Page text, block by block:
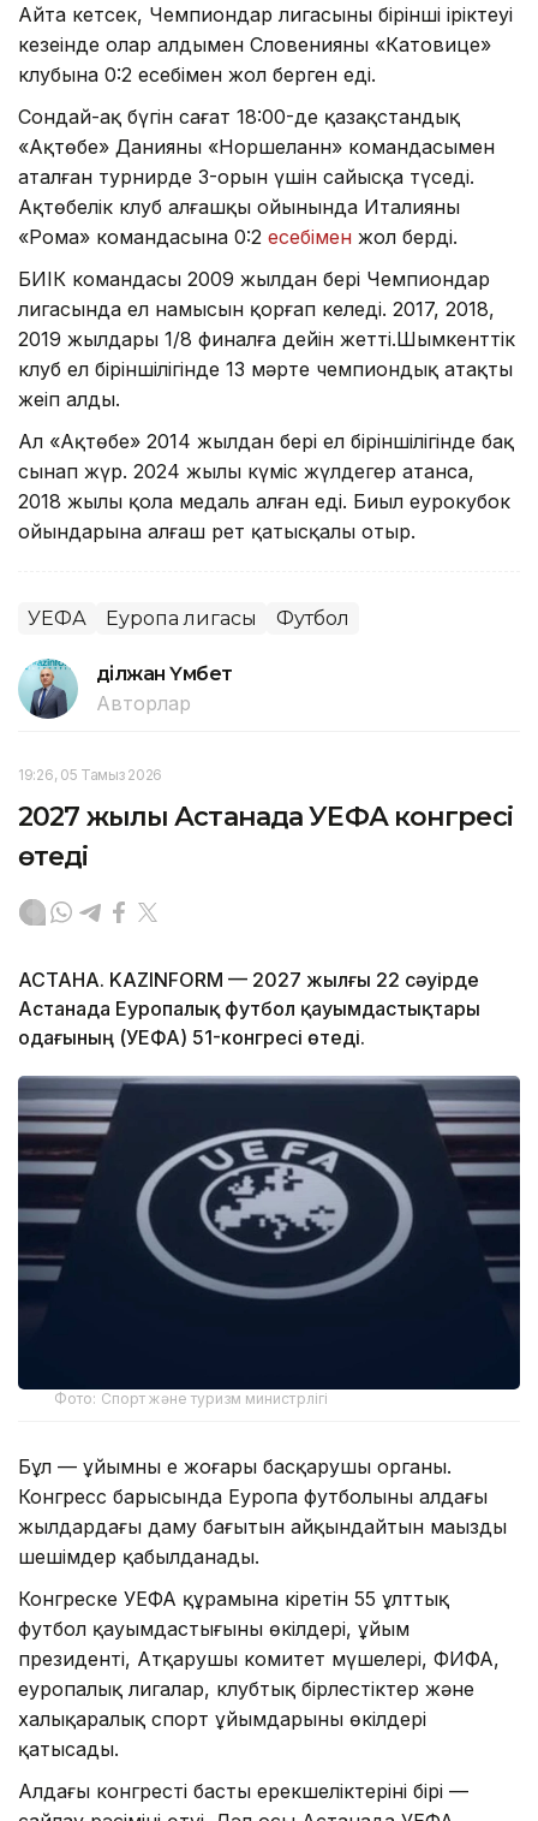
Айта кетсек, Чемпиондар лигасының бірінші іріктеуі
кезеңінде олар алдымен Словенияның «Катовице»
клубына 0:2 есебімен жол берген еді.
Сондай-ақ бүгін сағат 18:00-де қазақстандық
«Ақтөбе» Данияның «Норшеланн» командасымен
аталған турнирде 3-орын үшін сайысқа түседі.
Ақтөбелік клуб алғашқы ойынында Италияның
«Рома» командасына 0:2 есебімен жол берді.
БИІК командасы 2009 жылдан бері Чемпиондар
лигасында ел намысын қорғап келеді. 2017, 2018,
2019 жылдары 1/8 финалға дейін жетті.Шымкенттік
клуб ел біріншілігінде 13 мәрте чемпиондық атақты
жеңіп алды.
Ал «Ақтөбе» 2014 жылдан бері ел біріншілігінде бақ
сынап жүр. 2024 жылы күміс жүлдегер атанса,
2018 жылы қола медаль алған еді. Биыл еурокубок
ойындарына алғаш рет қатысқалы отыр.
УЕФА Еуропа лигасы Футбол
Әділжан Үмбет
Авторлар
19:26, 05 Тамыз 2026
2027 жылы Астанада УЕФА конгресі
өтеді
АСТАНА. KAZINFORM — 2027 жылғы 22 сәуірде
Астанада Еуропалық футбол қауымдастықтары
одағының (УЕФА) 51-конгресі өтеді.
Фото: Спорт және туризм министрлігі
Бұл — ұйымның ең жоғары басқарушы органы.
Конгресс барысында Еуропа футболының алдағы
жылдардағы даму бағытын айқындайтын маңызды
шешімдер қабылданады.
Конгреске УЕФА құрамына кіретін 55 ұлттық
футбол қауымдастығының өкілдері, ұйым
президенті, Атқарушы комитет мүшелері, ФИФА,
еуропалық лигалар, клубтық бірлестіктер және
халықаралық спорт ұйымдарының өкілдері
қатысады.
Алдағы конгрестің басты ерекшеліктерінің бірі —